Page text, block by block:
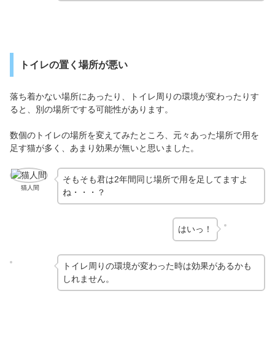
トイレの置く場所が悪い
落ち着かない場所にあったり、トイレ周りの環境が変わったりす
ると、別の場所でする可能性があります。
数個のトイレの場所を変えてみたところ、元々あった場所で用を
足す猫が多く、あまり効果が無いと思いました。
猫人間
そもそも君は2年間同じ場所で用を足してますよ
ね・・・？
はいっ！
トイレ周りの環境が変わった時は効果があるかも
しれません。